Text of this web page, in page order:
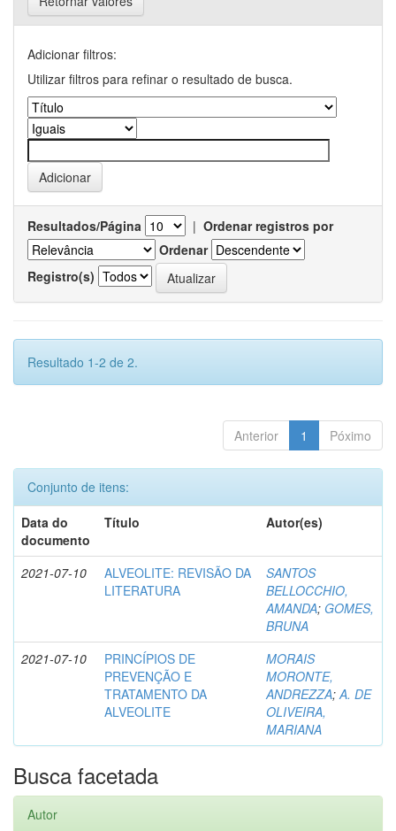
Adicionar filtros:
Utilizar filtros para refinar o resultado de busca.
Resultados/Página | Ordenar registros por
Ordenar
Registro(s)
Resultado 1-2 de 2.
Anterior 1 Póximo
Conjunto de itens:
Data do
documento
Título Autor(es)
2021-07-10
ALVEOLITE: REVISÃO DA
LITERATURA
SANTOS
BELLOCCHIO,
AMANDA; GOMES,
BRUNA
2021-07-10
PRINCÍPIOS DE
PREVENÇÃO E
TRATAMENTO DA
ALVEOLITE
MORAIS
MORONTE,
ANDREZZA;A. DE
OLIVEIRA,
MARIANA
Busca facetada
Autor